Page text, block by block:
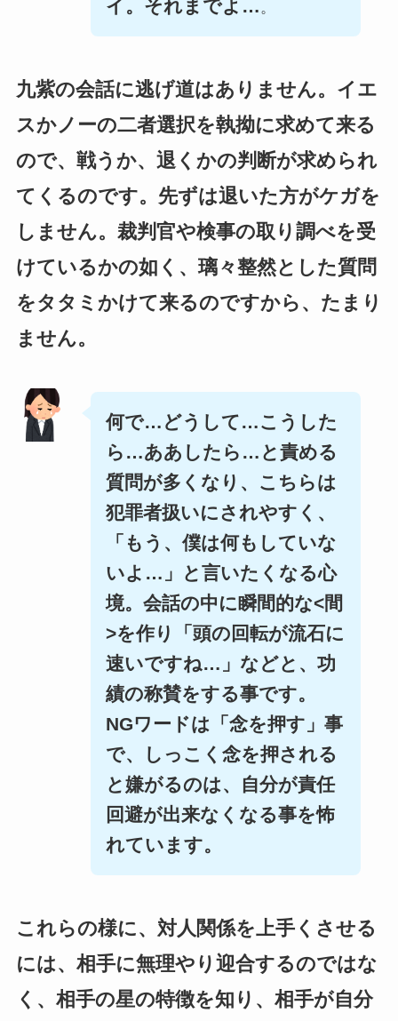
イ。それまでよ…。
九紫の会話に逃げ道はありません。イエ
スかノーの二者選択を執拗に求めて来る
ので、戦うか、退くかの判断が求められ
てくるのです。先ずは退いた方がケガを
しません。裁判官や検事の取り調べを受
けているかの如く、璃々整然とした質問
をタタミかけて来るのですから、たまり
ません。
何で…どうして…こうした
ら…ああしたら…と責める
質問が多くなり、こちらは
犯罪者扱いにされやすく、
「もう、僕は何もしていな
いよ…」と言いたくなる心
境。会話の中に瞬間的な<間
>を作り「頭の回転が流石に
速いですね…」などと、功
績の称賛をする事です。
NGワードは「念を押す」事
で、しっこく念を押される
と嫌がるのは、自分が責任
回避が出来なくなる事を怖
れています。
これらの様に、対人関係を上手くさせる
には、相手に無理やり迎合するのではな
く、相手の星の特徴を知り、相手が自分